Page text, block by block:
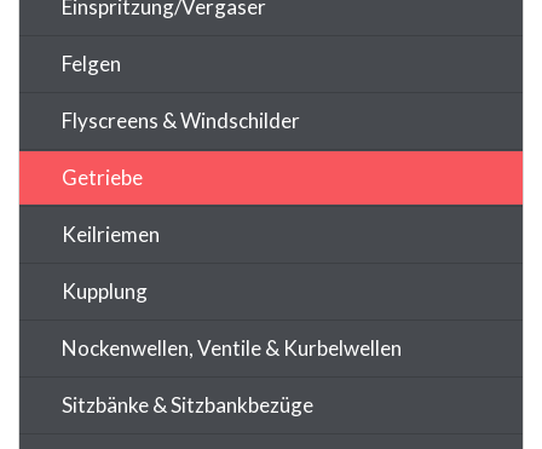
Einspritzung/Vergaser
Felgen
Flyscreens & Windschilder
Getriebe
Keilriemen
Kupplung
Nockenwellen, Ventile & Kurbelwellen
Sitzbänke & Sitzbankbezüge